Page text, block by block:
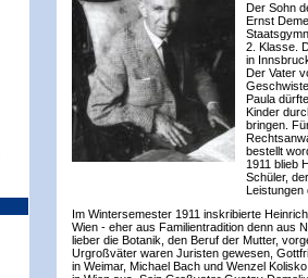
Der Sohn
Ernst
2. Klasse.
in
Der Vater
Paula
Kinder
bringen.
bestellt
1911 blieb
Schüler,
Leistungen
Im Wintersemester 1911 inskribierte
Wien - eher aus Familientradition denn aus
lieber die Botanik, den Beruf der Mutter,
Urgroßväter waren Juristen gewesen,
in Weimar, Michael Bach und Wenzel